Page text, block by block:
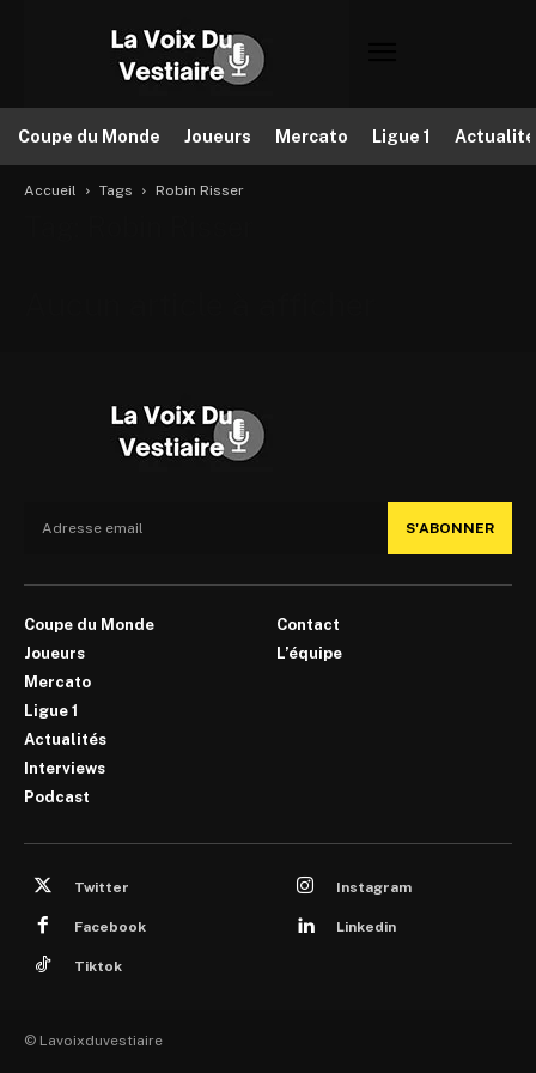
Coupe du Monde Joueurs Mercato Ligue 1
Accueil Tags Robin Risser
S'ABONNER
Coupe du Monde
Joueurs
Mercato
Ligue 1
Actualités
Interviews
Podcast
Contact
L’équipe
Twitter Instagram
Facebook Linkedin
Tiktok
© Lavoixduvestiaire